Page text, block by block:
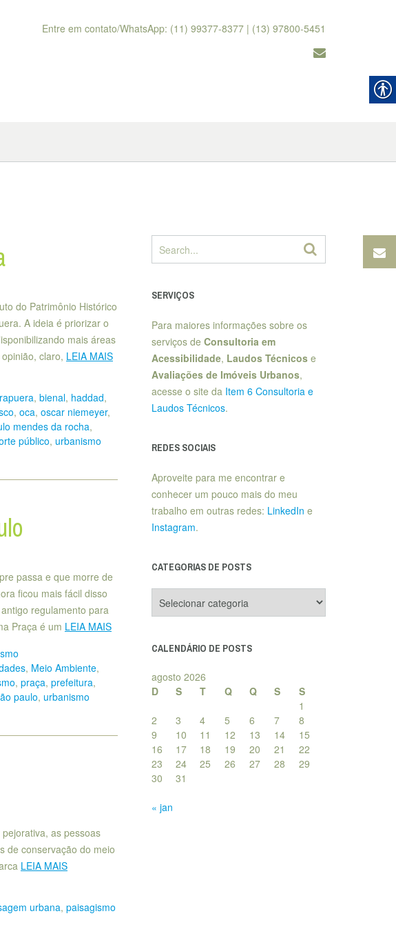
Entre em contato/WhatsApp: (11) 99377-8377 | (13) 97800-5451
do Patrimônio Histórico
A ideia é priorizar o
mais áreas
claro, LEIA MAIS
, bienal, haddad,
, oca, oscar niemeyer,
mendes da rocha,
público, urbanismo
passa e que morre de
ficou mais fácil disso
regulamento para
Praça é um LEIA MAIS
, Meio Ambiente,
, praça, prefeitura,
paulo, urbanismo
as pessoas
de conservação do meio
LEIA MAIS
urbana, paisagismo
SERVIÇOS
Para maiores informações sobre os
serviços de Consultoria em
Acessibilidade, Laudos Técnicose
Avaliações de Imóveis Urbanos,
acesse o site da Item 6 Consultoria e
Laudos Técnicos.
REDES SOCIAIS
Aproveite para me encontrar e
conhecer um pouco mais do meu
trabalho em outras redes: LinkedIn e
Instagram.
CATEGORIAS DE POSTS
de
CALENDÁRIO DE POSTS
agosto 2026
D
S T Q Q S
S
1
2
3 4 5 6 7
8
9
10 11 12 13 14
15
16
17 18 19 20 21
22
23
24 25 26 27 28
29
30
31
« jan